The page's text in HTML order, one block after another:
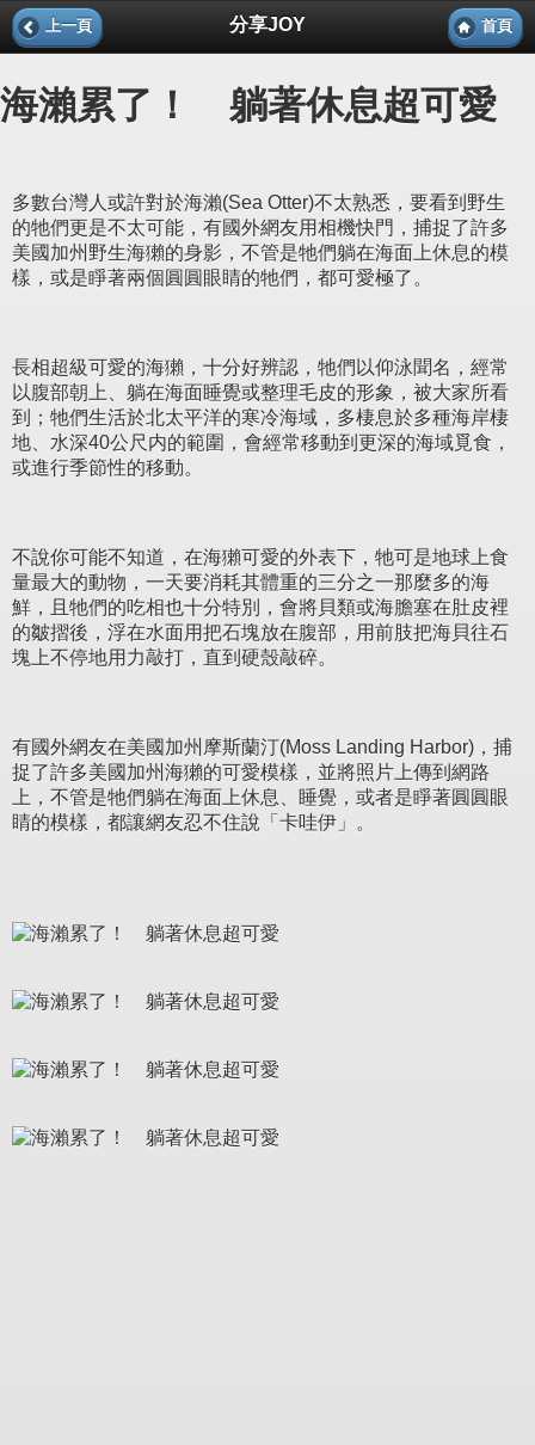
上一頁 分享JOY 首頁
海瀨累了！ 躺著休息超可愛
多數台灣人或許對於海瀨(Sea Otter)不太熟悉，要看到野生
的牠們更是不太可能，有國外網友用相機快門，捕捉了許多
美國加州野生海獺的身影，不管是牠們躺在海面上休息的模
樣，或是睜著兩個圓圓眼睛的牠們，都可愛極了。
長相超級可愛的海獺，十分好辨認，牠們以仰泳聞名，經常
以腹部朝上、躺在海面睡覺或整理毛皮的形象，被大家所看
到；牠們生活於北太平洋的寒冷海域，多棲息於多種海岸棲
地、水深40公尺内的範圍，會經常移動到更深的海域覓食，
或進行季節性的移動。
不說你可能不知道，在海獺可愛的外表下，牠可是地球上食
量最大的動物，一天要消耗其體重的三分之一那麼多的海
鮮，且牠們的吃相也十分特別，會將貝類或海膽塞在肚皮裡
的皺摺後，浮在水面用把石塊放在腹部，用前肢把海貝往石
塊上不停地用力敲打，直到硬殼敲碎。
有國外網友在美國加州摩斯蘭汀(Moss Landing Harbor)，捕
捉了許多美國加州海獺的可愛模樣，並將照片上傳到網路
上，不管是牠們躺在海面上休息、睡覺，或者是睜著圓圓眼
睛的模樣，都讓網友忍不住說「卡哇伊」。